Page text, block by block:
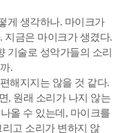
게 생각하나. 마이크가
지금은 마이크가 생겼다.
기술로 성악가들의 소리
.
해지지는 않을 것 같다.
, 원래 소리가 나지 않는
올 수 있는데, 마이크를
고 소리가 변하지 않